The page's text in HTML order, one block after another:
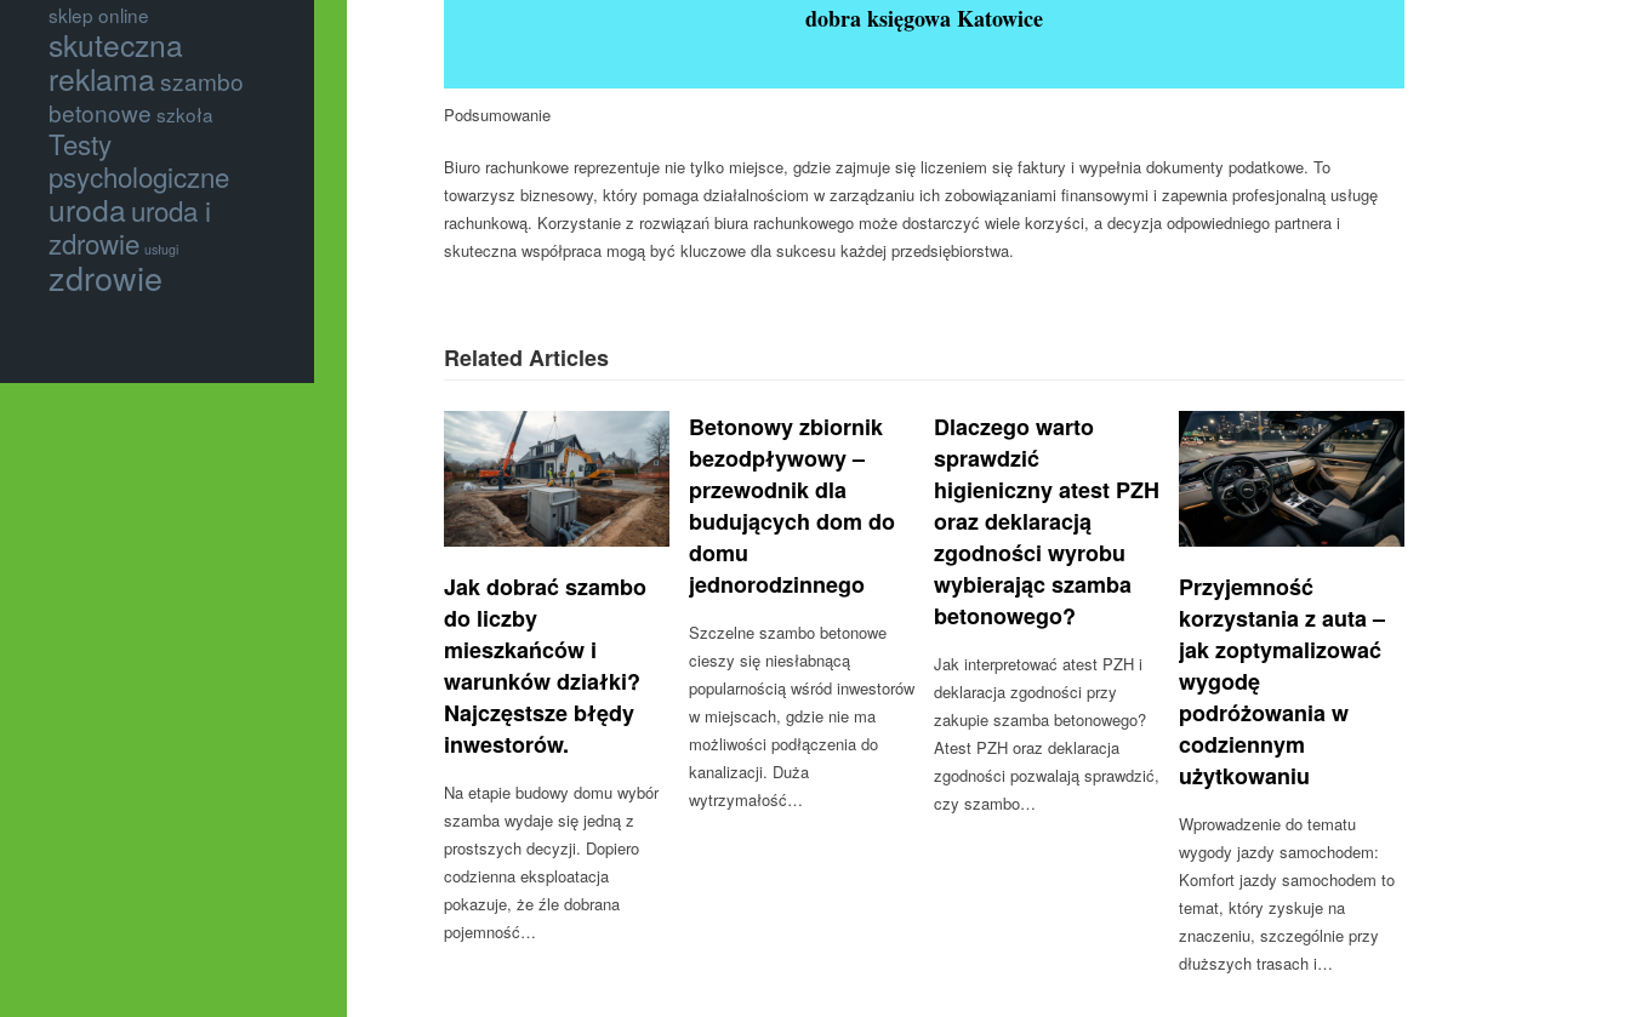
sklep online
skuteczna
reklama szambo
betonowe szkoła
Testy
psychologiczne
urodauroda i
zdrowie usługi
zdrowie
dobra księgowa Katowice
Podsumowanie
Biuro rachunkowe reprezentuje nie tylko miejsce, gdzie zajmuje się liczeniem się faktury i wypełnia dokumenty podatkowe. To
towarzysz biznesowy, który pomaga działalnościom w zarządzaniu ich zobowiązaniami finansowymi i zapewnia profesjonalną usługę
rachunkową. Korzystanie z rozwiązań biura rachunkowego może dostarczyć wiele korzyści, a decyzja odpowiedniego partnera i
skuteczna współpraca mogą być kluczowe dla sukcesu każdej przedsiębiorstwa.
Related Articles
Jak dobrać szambo
do liczby
mieszkańców i
warunków działki?
Najczęstsze błędy
inwestorów.
Na etapie budowy domu wybór
szamba wydaje się jedną z
prostszych decyzji. Dopiero
codzienna eksploatacja
pokazuje, że źle dobrana
pojemność…
Betonowy zbiornik
bezodpływowy –
przewodnik dla
budujących dom do
domu
jednorodzinnego
Szczelne szambo betonowe
cieszy się niesłabnącą
popularnością wśród inwestorów
w miejscach, gdzie nie ma
możliwości podłączenia do
kanalizacji. Duża
wytrzymałość…
Dlaczego warto
sprawdzić
higieniczny atest PZH
oraz deklaracją
zgodności wyrobu
wybierając szamba
betonowego?
Jak interpretować atest PZH i
deklaracja zgodności przy
zakupie szamba betonowego?
Atest PZH oraz deklaracja
zgodności pozwalają sprawdzić,
czy szambo…
Przyjemność
korzystania z auta –
jak zoptymalizować
wygodę
podróżowania w
codziennym
użytkowaniu
Wprowadzenie do tematu
wygody jazdy samochodem:
Komfort jazdy samochodem to
temat, który zyskuje na
znaczeniu, szczególnie przy
dłuższych trasach i…